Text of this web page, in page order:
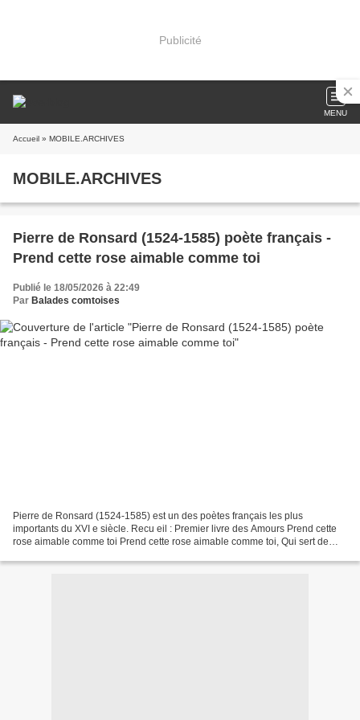
Publicité
MENU
Accueil » MOBILE.ARCHIVES
MOBILE.ARCHIVES
Pierre de Ronsard (1524-1585) poète français -
Prend cette rose aimable comme toi
Publié le 18/05/2026 à 22:49
Par Balades comtoises
Pierre de Ronsard (1524-1585) est un des poètes français les plus
importants du XVI e siècle. Recu eil : Premier livre des Amours Prend cette
rose aimable comme toi Prend cette rose aimable comme toi, Qui sert de